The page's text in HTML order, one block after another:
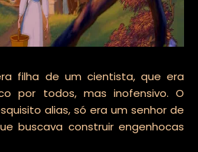
filha de um cientista, que era
por todos, mas inofensivo. O
alias, só era um senhor de
buscava construir engenhocas